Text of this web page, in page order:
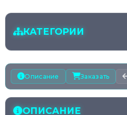
КАТЕГОРИИ
Таблички и навигация
Описание Заказать
ОПИСАНИЕ